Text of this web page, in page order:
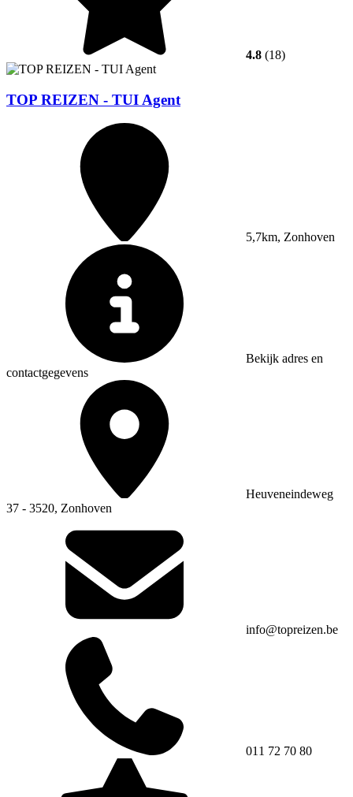
4.8 (18)
TOP REIZEN - TUI Agent
5,7km, Zonhoven
Bekijk adres en
contactgegevens
Heuveneindeweg
37 - 3520, Zonhoven
info@topreizen.be
011 72 70 80